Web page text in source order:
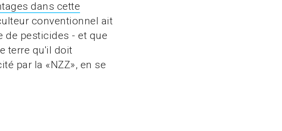
dans cette
conventionnel ait
de pesticides - et que
terre qu'il doit
par la «NZZ», en se